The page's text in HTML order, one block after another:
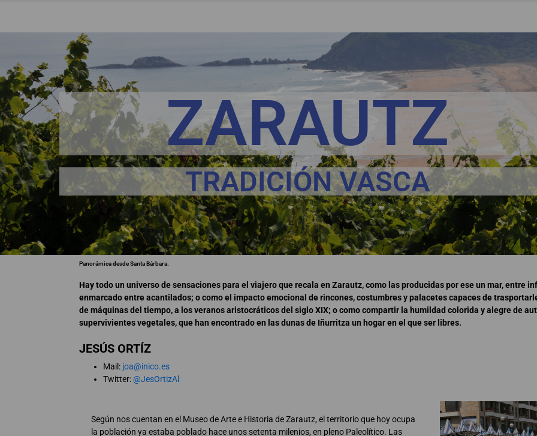
ZARAUTZ
TRADICIÓN VASCA
Panorámica desde Santa Bárbara.
Hay todo un universo de sensaciones para el viajero que recala en Zarautz, como las producidas por ese un mar, entre
enmarcado entre acantilados; o como el impacto emocional de rincones, costumbres y palacetes capaces de
de máquinas del tiempo, a los veranos aristocráticos del siglo XIX; o como compartir la humildad colorida y alegre de
supervivientes vegetales, que han encontrado en las dunas de Iñurritza un hogar en el que ser libres.
JESÚS ORTÍZ
Mail: joa@inico.es
Twitter:@JesOrtizAl
Según nos cuentan en el Museo de Arte e Historia de Zarautz, el territorio que hoy ocupa
la población ya estaba poblado hace unos setenta milenios, en pleno Paleolítico. Las